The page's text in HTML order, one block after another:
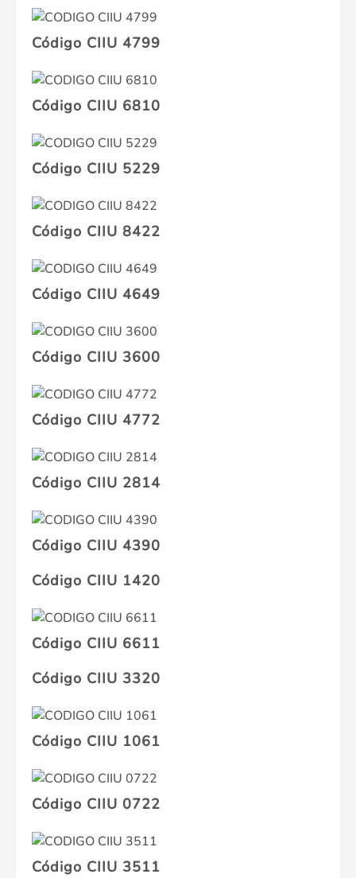
Código CIIU 4799
Código CIIU 6810
Código CIIU 5229
Código CIIU 8422
Código CIIU 4649
Código CIIU 3600
Código CIIU 4772
Código CIIU 2814
Código CIIU 4390
Código CIIU 1420
Código CIIU 6611
Código CIIU 3320
Código CIIU 1061
Código CIIU 0722
Código CIIU 3511